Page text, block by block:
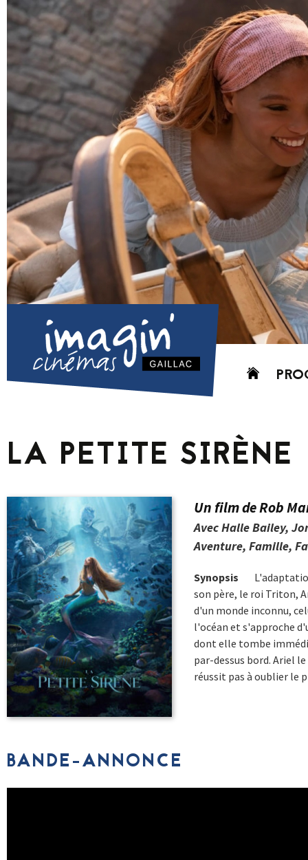
Aller
LA PETITE SIRÈNE
Un film de Rob
Avec Halle Bailey,
Aventure, Famille,
Synopsis
son père, le roi Triton,
d'un monde inconnu,
l'océan et s'approche
dont elle tombe
par-dessus bord. Ariel
réussit pas à oublier le
BANDE-ANNONCE